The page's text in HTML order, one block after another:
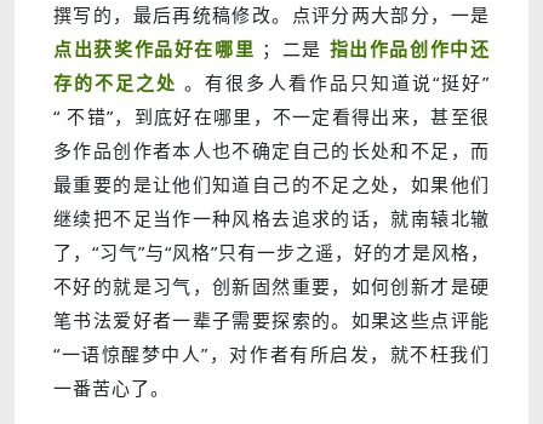
撰写的，最后再统稿修改。点评分两大部分，一是
点出获奖作品好在哪里 ；二是 指出作品创作中还
存的不足之处。有很多人看作品只知道说“挺好”
“ 不错”，到底好在哪里，不一定看得出来，甚至很
多作品创作者本人也不确定自己的长处和不足，而
最重要的是让他们知道自己的不足之处，如果他们
继续把不足当作一种风格去追求的话，就南辕北辙
了，“习气”与“风格”只有一步之遥，好的才是风格，
不好的就是习气，创新固然重要，如何创新才是硬
笔书法爱好者一辈子需要探索的。如果这些点评能
“一语惊醒梦中人”，对作者有所启发，就不枉我们
一番苦心了。